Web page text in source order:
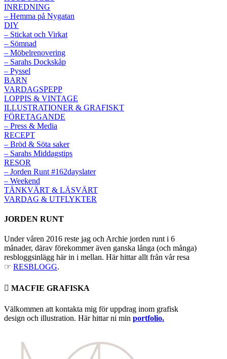
INREDNING
– Hemma på Nygatan
DIY
– Stickat och Virkat
– Sömnad
– Möbelrenovering
– Sarahs Dockskåp
– Pyssel
BARN
VARDAGSPEPP
LOPPIS & VINTAGE
ILLUSTRATIONER & GRAFISKT
FÖRETAGANDE
– Press & Media
RECEPT
– Bröd & Söta saker
– Sarahs Middagstips
RESOR
– Jorden Runt #162dayslater
– Weekend
TÄNKVÄRT & LÄSVÄRT
VARDAG & UTFLYKTER
JORDEN RUNT
Under våren 2016 reste jag och Archie jorden runt i 6
månader, därav förekommer även ganska långa (och många)
resbloggsinlägg här in i mellan. Här hittar allt från vår resa
☞ RESBLOGG.
 MACFIE GRAFISKA
Välkommen att kontakta mig för uppdrag inom grafisk
design och illustration. Här hittar ni min portfolio.